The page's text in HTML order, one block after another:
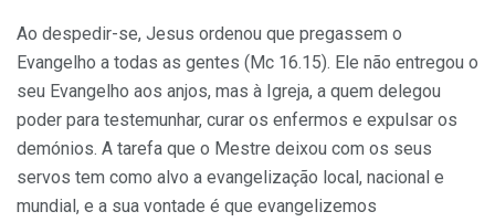
Ao despedir-se, Jesus ordenou que pregassem o
Evangelho a todas as gentes (Mc 16.15). Ele não entregou o
seu Evangelho aos anjos, mas à Igreja, a quem delegou
poder para testemunhar, curar os enfermos e ex­pulsar os
demónios. A tarefa que o Mestre deixou com os seus
servos tem como alvo a evangelização local, nacional e
mundial, e a sua vontade é que evangelizemos